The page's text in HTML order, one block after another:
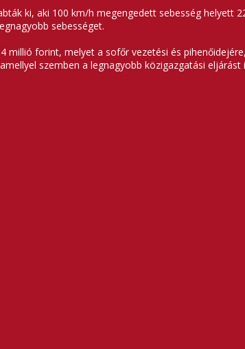
ki, aki 100 km/h megengedett sebesség helyett
sebességet.
millió forint, melyet a sofőr vezetési és
szemben a legnagyobb közigazgatási